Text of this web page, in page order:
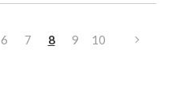
6 7 8 9 10